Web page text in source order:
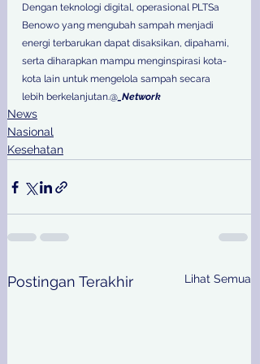
Dengan teknologi digital, operasional PLTSa
Benowo yang mengubah sampah menjadi
energi terbarukan dapat disaksikan, dipahami,
serta diharapkan mampu menginspirasi kota-
kota lain untuk mengelola sampah secara
lebih berkelanjutan.@ _Network
News
Nasional
Kesehatan
Postingan Terakhir Lihat Semua